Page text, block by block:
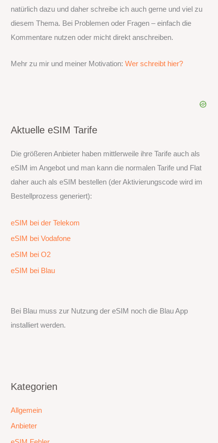
natürlich dazu und daher schreibe ich auch gerne und viel zu
diesem Thema. Bei Problemen oder Fragen – einfach die
Kommentare nutzen oder micht direkt anschreiben.
Mehr zu mir und meiner Motivation:Wer schreibt hier?
Aktuelle eSIM Tarife
Die größeren Anbieter haben mittlerweile ihre Tarife auch als
eSIM im Angebot und man kann die normalen Tarife und Flat
daher auch als eSIM bestellen (der Aktivierungscode wird im
Bestellprozess generiert):
eSIM bei der Telekom
eSIM bei Vodafone
eSIM bei O2
eSIM bei Blau
Bei Blau muss zur Nutzung der eSIM noch die Blau App
installiert werden.
Kategorien
Allgemein
Anbieter